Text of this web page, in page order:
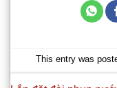
This entry was